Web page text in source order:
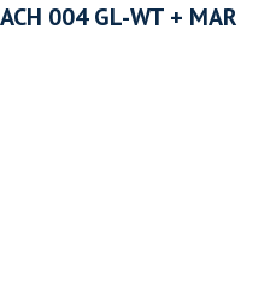
004 GL-WT + MAR